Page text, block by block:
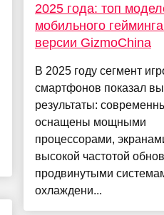
2025 года: топ
мобильного
версии GizmoChina
В 2025 году сегмент
смартфонов показал
результаты:
оснащены мощными
процессорами,
высокой частотой
продвинутыми
охлаждени...